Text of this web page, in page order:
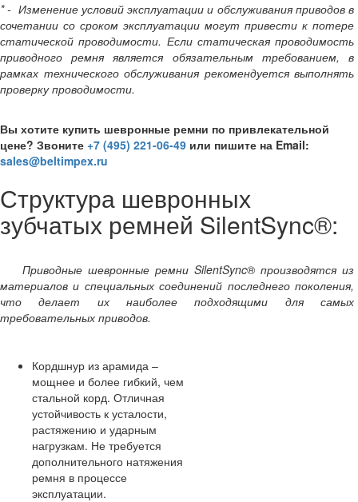
*- Изменение условий эксплуатации и обслуживания приводов в
сочетании со сроком эксплуатации могут привести к потере
статической проводимости. Если статическая проводимость
приводного ремня является обязательным требованием, в
рамках технического обслуживания рекомендуется выполнять
проверку проводимости.
Вы хотите купить шевронные ремни по привлекательной
цене? Звоните +7 (495) 221-06-49 или пишите на Email:
sales@beltimpex.ru
Структура шевронных
зубчатых ремней SilentSync®:
Приводные шевронные ремни SilentSync® производятся из
материалов и специальных соединений последнего поколения,
что делает их наиболее подходящими для самых
требовательных приводов.
Кордшнур из арамида –
мощнее и более гибкий, чем
стальной корд. Отличная
устойчивость к усталости,
растяжению и ударным
нагрузкам. Не требуется
дополнительного натяжения
ремня в процессе
эксплуатации.